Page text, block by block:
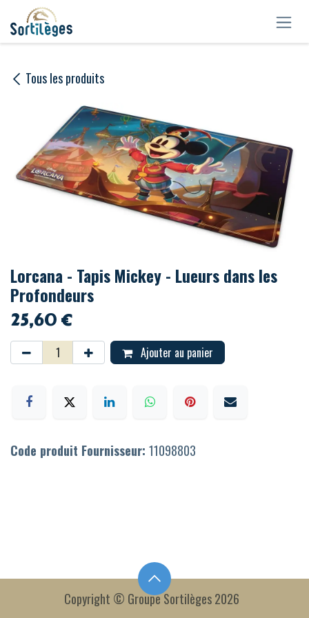
Se rendre au contenu
Tous les produits
Lorcana - Tapis Mickey - Lueurs dans les
Profondeurs
25,60€
Ajouter au panier
Code produit Fournisseur: 11098803
Copyright © Groupe Sortilèges 2026